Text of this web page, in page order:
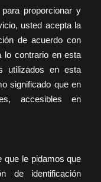
proporcionar y
usted acepta la
de acuerdo con
lo contrario en esta
utilizados en esta
significado que en
accesibles en
que le pidamos que
de identificación